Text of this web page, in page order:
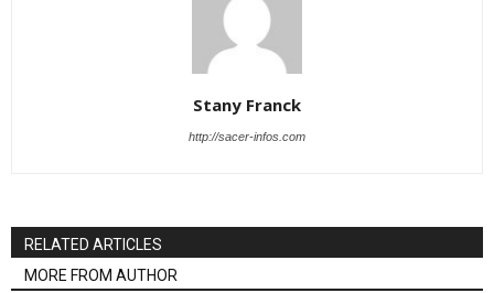
Stany Franck
http://sacer-infos.com
RELATED ARTICLES
MORE FROM AUTHOR